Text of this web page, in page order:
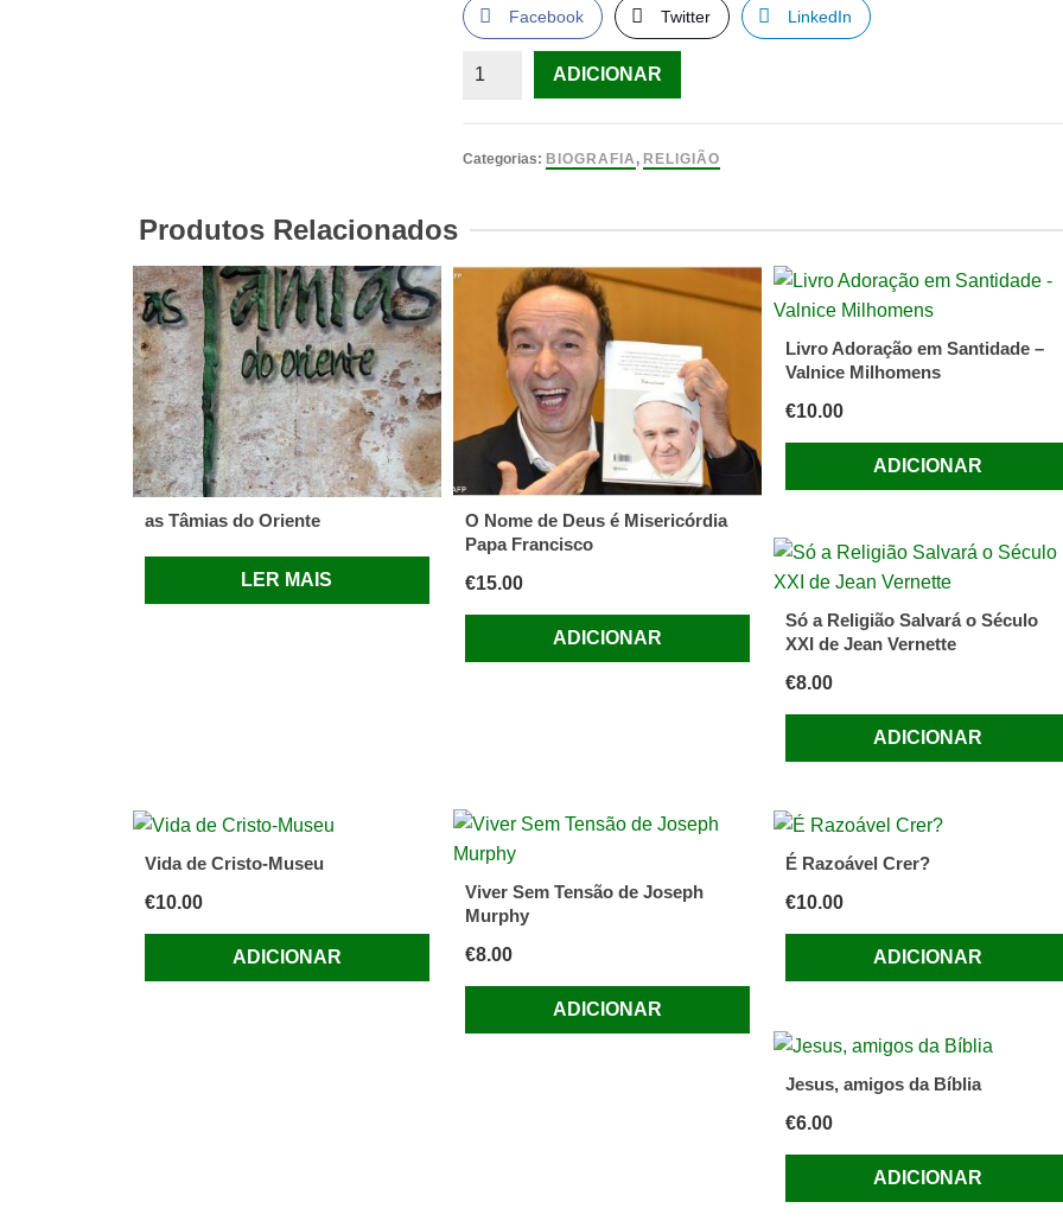
Facebook Twitter LinkedIn
Quantidade
Aborto
Decaux
Vida
Paulo
ADICIONAR
Categorias: BIOGRAFIA , RELIGIÃO
Produtos Relacionados
as Tâmias do Oriente
LER MAIS
O Nome de Deus é Misericórdia
Papa Francisco
€15.00
ADICIONAR
Livro Adoração em Santidade –
Valnice Milhomens
€10.00
ADICIONAR
Só a Religião Salvará o Século
XXI de Jean Vernette
€8.00
ADICIONAR
Vida de Cristo-Museu
€10.00
ADICIONAR
Viver Sem Tensão de Joseph
Murphy
€8.00
ADICIONAR
É Razoável Crer?
€10.00
ADICIONAR
Jesus, amigos da Bíblia
€6.00
ADICIONAR